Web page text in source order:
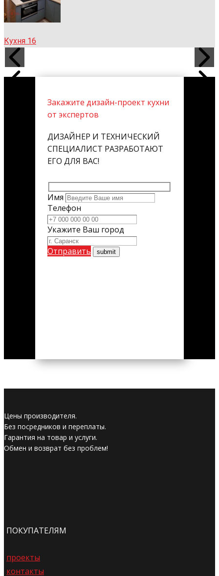
Кухня 16
Закажите дизайн-проект кухни
от экспертов
ДИЗАЙНЕР И ТЕХНИЧЕСКИЙ
СПЕЦИАЛИСТ РАЗРАБОТАЮТ
ЕГО ДЛЯ ВАС!
Имя
Телефон
Укажите Ваш город
Отправить
Цены производителя.
Без посредников и переплаты.
Гарантия на товар и услуги.
Обмен и возврат без проблем!
ПОКУПАТЕЛЯМ
проекты
контакты